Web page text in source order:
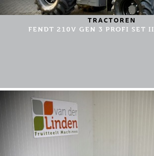
TRACTOREN
FENDT 210V GEN 3 PROFI SET